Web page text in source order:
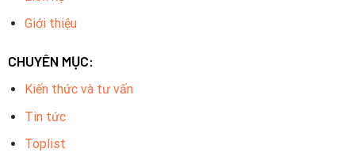
Giới thiệu
CHUYÊN MỤC:
Kiến thức và tư vấn
Tin tức
Toplist